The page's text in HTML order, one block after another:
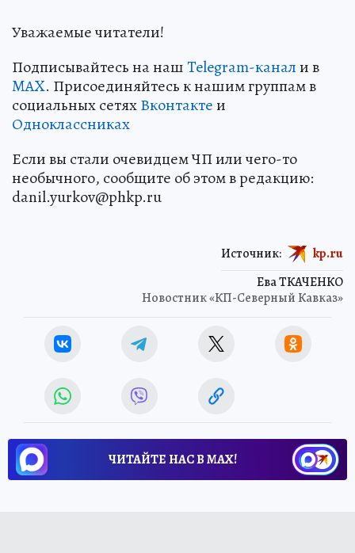
Уважаемые читатели!
Подписывайтесь на нашTelegram-канали в
MAX. Присоединяйтесь к нашим группам в
социальных сетяхВконтактеи
Одноклассниках
Если вы стали очевидцем ЧП или чего-то
необычного, сообщите об этом в редакцию:
danil.yurkov@phkp.ru
Ева ТКАЧЕНКО
Новостник «КП-Северный Кавказ»
Источник: kp.ru
ЧИТАЙТЕ НАС В МАХ!